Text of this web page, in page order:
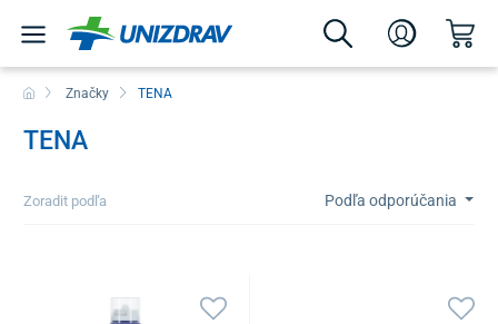
Značky TENA
TENA
Zoradit podľa Podľa odporúčania